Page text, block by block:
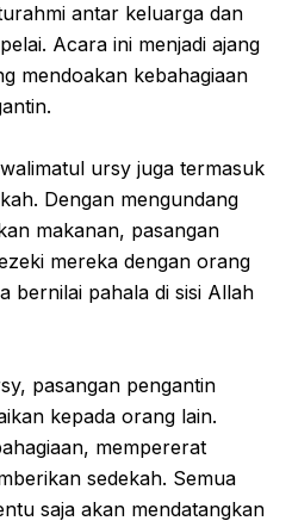
antar keluarga dan
Acara ini menjadi ajang
mendoakan kebahagiaan
ursy juga termasuk
Dengan mengundang
makanan, pasangan
mereka dengan orang
bernilai pahala di sisi Allah
pasangan pengantin
kepada orang lain.
mempererat
sedekah. Semua
saja akan mendatangkan